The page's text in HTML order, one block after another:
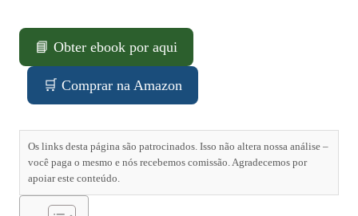
📘 Obter ebook por aqui
🛒 Comprar na Amazon
Os links desta página são patrocinados. Isso não altera nossa análise –
você paga o mesmo e nós recebemos comissão. Agradecemos por
apoiar este conteúdo.